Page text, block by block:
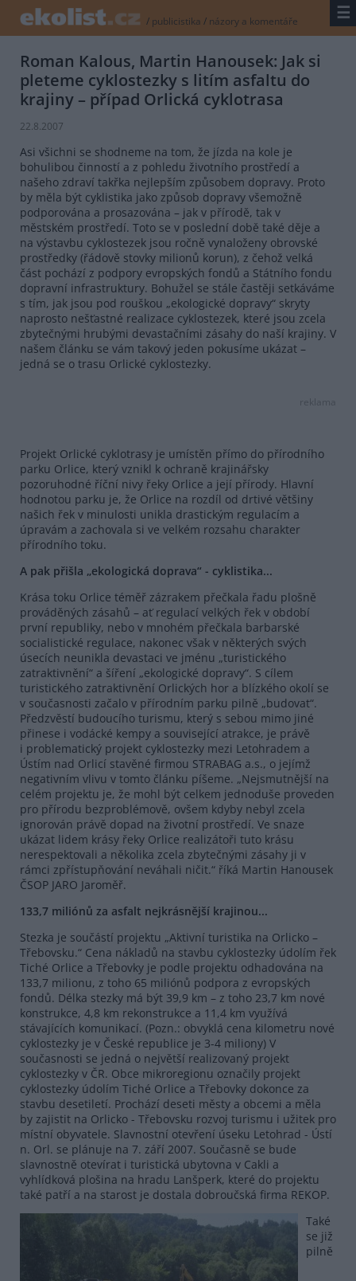
/ publicistika / názory a komentáře ☰
Roman Kalous, Martin Hanousek: Jak si
pleteme cyklostezky s litím asfaltu do
krajiny – případ Orlická cyklotrasa
22.8.2007
Asi všichni se shodneme na tom, že jízda na kole je
bohulibou činností a z pohledu životního prostředí a
našeho zdraví takřka nejlepším způsobem dopravy. Proto
by měla být cyklistika jako způsob dopravy všemožně
podporována a prosazována – jak v přírodě, tak v
městském prostředí. Toto se v poslední době také děje a
na výstavbu cyklostezek jsou ročně vynaloženy obrovské
prostředky (řádově stovky milionů korun), z čehož velká
část pochází z podpory evropských fondů a Státního fondu
dopravní infrastruktury. Bohužel se stále častěji setkáváme
s tím, jak jsou pod rouškou „ekologické dopravy“ skryty
naprosto nešťastné realizace cyklostezek, které jsou zcela
zbytečnými hrubými devastačními zásahy do naší krajiny. V
našem článku se vám takový jeden pokusíme ukázat –
jedná se o trasu Orlické cyklostezky.
reklama
Projekt Orlické cyklotrasy je umístěn přímo do přírodního
parku Orlice, který vznikl k ochraně krajinářsky
pozoruhodné říční nivy řeky Orlice a její přírody. Hlavní
hodnotou parku je, že Orlice na rozdíl od drtivé většiny
našich řek v minulosti unikla drastickým regulacím a
úpravám a zachovala si ve velkém rozsahu charakter
přírodního toku.
A pak přišla „ekologická doprava“ - cyklistika...
Krása toku Orlice téměř zázrakem přečkala řadu plošně
prováděných zásahů – ať regulací velkých řek v období
první republiky, nebo v mnohém přečkala barbarské
socialistické regulace, nakonec však v některých svých
úsecích neunikla devastaci ve jménu „turistického
zatraktivnění“ a šíření „ekologické dopravy“. S cílem
turistického zatraktivnění Orlických hor a blízkého okolí se
v současnosti začalo v přírodním parku pilně „budovat“.
Předzvěstí budoucího turismu, který s sebou mimo jiné
přinese i vodácké kempy a související atrakce, je právě
i problematický projekt cyklostezky mezi Letohradem a
Ústím nad Orlicí stavěné firmou STRABAG a.s., o jejímž
negativním vlivu v tomto článku píšeme. „Nejsmutnější na
celém projektu je, že mohl být celkem jednoduše proveden
pro přírodu bezproblémově, ovšem kdyby nebyl zcela
ignorován právě dopad na životní prostředí. Ve snaze
ukázat lidem krásy řeky Orlice realizátoři tuto krásu
nerespektovali a několika zcela zbytečnými zásahy ji v
rámci zpřístupňování neváhali ničit.“ říká Martin Hanousek
ČSOP JARO Jaroměř.
133,7 miliónů za asfalt nejkrásnější krajinou...
Stezka je součástí projektu „Aktivní turistika na Orlicko –
Třebovsku.“ Cena nákladů na stavbu cyklostezky údolím řek
Tiché Orlice a Třebovky je podle projektu odhadována na
133,7 milionu, z toho 65 miliónů podpora z evropských
fondů. Délka stezky má být 39,9 km – z toho 23,7 km nové
konstrukce, 4,8 km rekonstrukce a 11,4 km využívá
stávajících komunikací. (Pozn.: obvyklá cena kilometru nové
cyklostezky je v České republice je 3-4 miliony) V
současnosti se jedná o největší realizovaný projekt
cyklostezky v ČR. Obce mikroregionu označily projekt
cyklostezky údolím Tiché Orlice a Třebovky dokonce za
stavbu desetiletí. Prochází deseti městy a obcemi a měla
by zajistit na Orlicko - Třebovsku rozvoj turismu i užitek pro
místní obyvatele. Slavnostní otevření úseku Letohrad - Ústí
n. Orl. se plánuje na 7. září 2007. Současně se bude
slavnostně otevírat i turistická ubytovna v Cakli a
vyhlídková plošina na hradu Lanšperk, které do projektu
také patří a na starost je dostala dobroučská firma REKOP.
Také
se již
pilně